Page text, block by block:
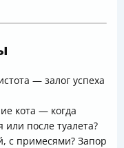
— залог успеха
кота — когда
после туалета?
с примесями? Запор